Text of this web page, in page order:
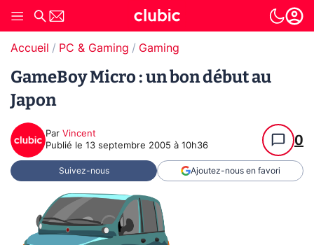
Accueil PC & Gaming Gaming
GameBoy Micro : un bon début au
Japon
Par Vincent
Publié le 13 septembre 2005 à 10h36 0
Suivez-nous Ajoutez-nous en favori